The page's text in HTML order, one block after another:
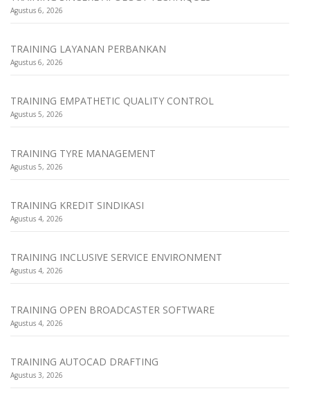
Agustus 6, 2026
TRAINING LAYANAN PERBANKAN
Agustus 6, 2026
TRAINING EMPATHETIC QUALITY CONTROL
Agustus 5, 2026
TRAINING TYRE MANAGEMENT
Agustus 5, 2026
TRAINING KREDIT SINDIKASI
Agustus 4, 2026
TRAINING INCLUSIVE SERVICE ENVIRONMENT
Agustus 4, 2026
TRAINING OPEN BROADCASTER SOFTWARE
Agustus 4, 2026
TRAINING AUTOCAD DRAFTING
Agustus 3, 2026